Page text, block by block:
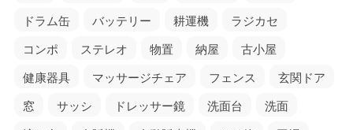
ドラム缶 バッテリー 耕運機 ラジカセ
コンポ ステレオ 物置 納屋 古小屋
健康器具 マッサージチェア フェンス 玄関ドア
窓 サッシ ドレッサー鏡 洗面台 洗面